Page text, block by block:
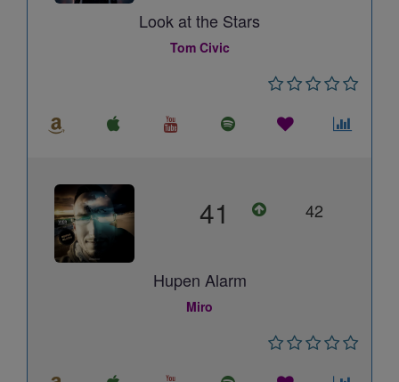
Look at the Stars
Tom Civic
41 42
Hupen Alarm
Miro